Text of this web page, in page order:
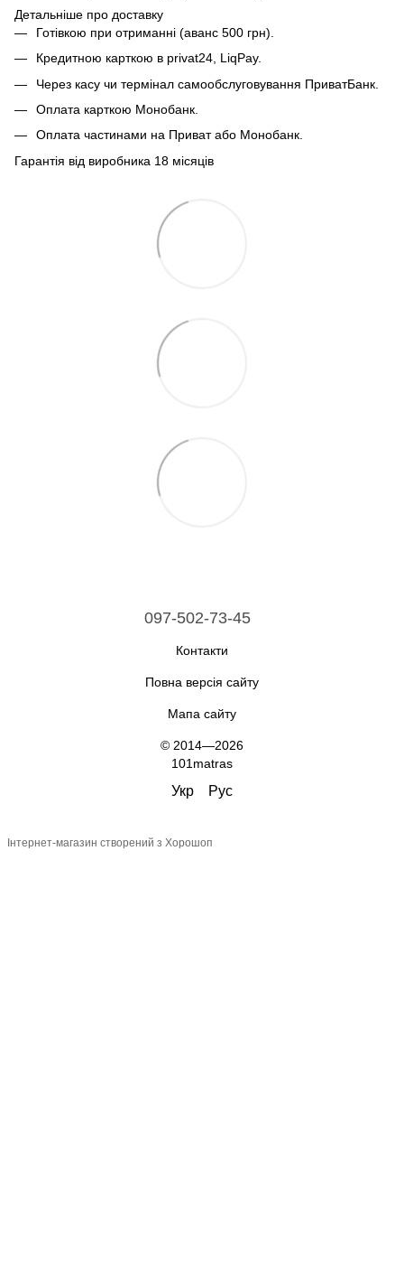
Детальніше про доставку
Готівкою при отриманні (аванс 500 грн).
Кредитною карткою в privat24, LiqPay.
Через касу чи термінал самообслуговування ПриватБанк.
Оплата карткою Монобанк.
Оплата частинами на Приват або Монобанк.
Гарантія від виробника 18 місяців
097-502-73-45
Контакти
Повна версія сайту
Мапа сайту
© 2014—2026
101matras
Укр Рус
Інтернет-магазин створений з Хорошоп